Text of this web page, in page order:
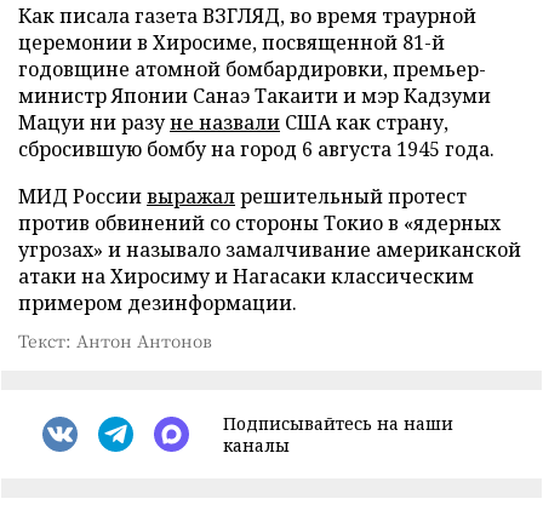
Как писала газета ВЗГЛЯД, во время траурной
церемонии в Хиросиме, посвященной 81-й
годовщине атомной бомбардировки, премьер-
министр Японии Санаэ Такаити и мэр Кадзуми
Мацуи ни разуне назвали США как страну,
сбросившую бомбу на город 6 августа 1945 года.
МИД Россиивыражалрешительный протест
против обвинений со стороны Токио в «ядерных
угрозах» и называло замалчивание американской
атаки на Хиросиму и Нагасаки классическим
примером дезинформации.
Текст: Антон Антонов
Подписывайтесь на наши
каналы